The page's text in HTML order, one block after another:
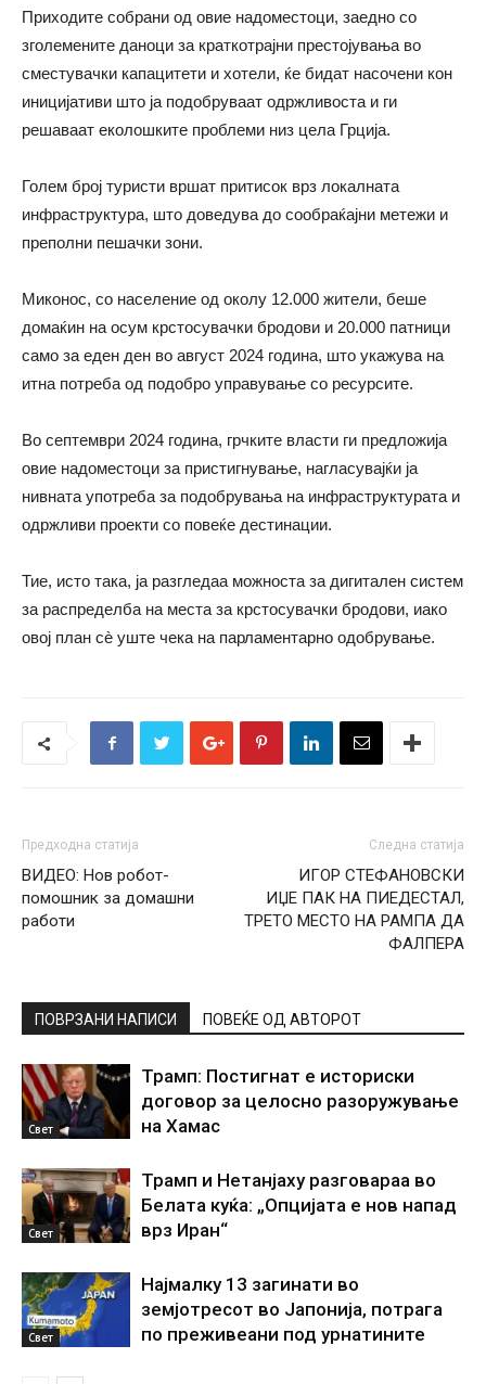
Приходите собрани од овие надоместоци, заедно со
зголемените даноци за краткотрајни престојувања во
сместувачки капацитети и хотели, ќе бидат насочени кон
иницијативи што ја подобруваат одржливоста и ги
решаваат еколошките проблеми низ цела Грција.
Голем број туристи вршат притисок врз локалната
инфраструктура, што доведува до сообраќајни метежи и
преполни пешачки зони.
Миконос, со население од околу 12.000 жители, беше
домаќин на осум крстосувачки бродови и 20.000 патници
само за еден ден во август 2024 година, што укажува на
итна потреба од подобро управување со ресурсите.
Во септември 2024 година, грчките власти ги предложија
овие надоместоци за пристигнување, нагласувајќи ја
нивната употреба за подобрувања на инфраструктурата и
одржливи проекти со повеќе дестинации.
Тие, исто така, ја разгледаа можноста за дигитален систем
за распределба на места за крстосувачки бродови, иако
овој план сè уште чека на парламентарно одобрување.
Предходна статија
ВИДЕО: Нов робот-
помошник за домашни
работи
Следна статија
ИГОР СТЕФАНОВСКИ
ИЏЕ ПАК НА ПИЕДЕСТАЛ,
ТРЕТО МЕСТО НА РАМПА ДА
ФАЛПЕРА
ПОВРЗАНИ НАПИСИ ПОВЕЌЕ ОД АВТОРОТ
Свет
Трамп: Постигнат е историски
договор за целосно разоружување
на Хамас
Свет
Трамп и Нетанјаху разговараа во
Белата куќа: „Опцијата е нов напад
врз Иран“
Свет
Најмалку 13 загинати во
земјотресот во Јапонија, потрага
по преживеани под урнатините